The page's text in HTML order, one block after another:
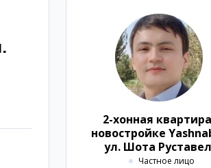
2-хонная
новостройке
ул. Шота
Частное лицо